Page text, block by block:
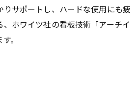
サポートし、ハードな使用にも疲
ホワイツ社の看板技術「アーチイ
。